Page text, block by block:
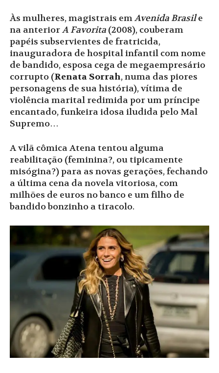
Às mulheres, magistrais emAvenida Brasile
na anteriorA Favorita (2008), couberam
papéis subservientes de fratricida,
inauguradora de hospital infantil com nome
de bandido, esposa cega de megaempresário
corrupto (Renata Sorrah, numa das piores
personagens de sua história), vítima de
violência marital redimida por um príncipe
encantado, funkeira idosa iludida pelo Mal
Supremo…
A vilã cômica Atena tentou alguma
reabilitação (feminina?, ou tipicamente
misógina?) para as novas gerações, fechando
a última cena da novela vitoriosa, com
milhões de euros no banco e um filho de
bandido bonzinho a tiracolo.